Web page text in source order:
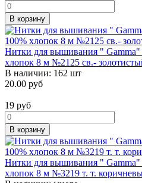
В корзину
Нитки для вышивания " Gamma"
хлопок 8 м №2125 св.-
В наличии: 162 шт
20.00 руб
19 руб
В корзину
Нитки для вышивания " Gamma"
хлопок 8 м №3219 т. т.